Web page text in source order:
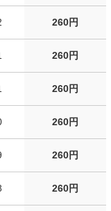
260円
260円
260円
260円
260円
260円